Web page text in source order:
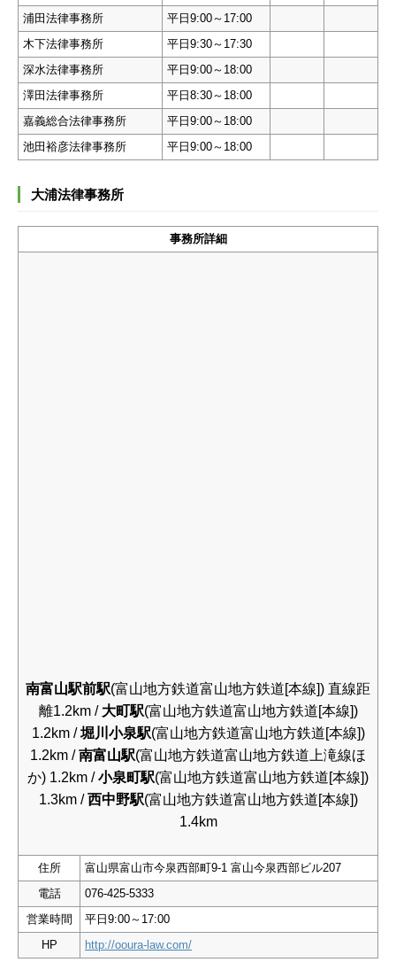
浦田法律事務所
平日9:00～17:00
木下法律事務所
平日9:30～17:30
深水法律事務所
平日9:00～18:00
澤田法律事務所
平日8:30～18:00
嘉義総合法律事務所
平日9:00～18:00
池田裕彦法律事務所
平日9:00～18:00
大浦法律事務所
事務所詳細
南富山駅前駅(富山地方鉄道富山地方鉄道[本線]) 直線距
離1.2km / 大町駅(富山地方鉄道富山地方鉄道[本線])
1.2km /堀川小泉駅(富山地方鉄道富山地方鉄道[本線])
1.2km /南富山駅(富山地方鉄道富山地方鉄道上滝線ほ
か) 1.2km /小泉町駅(富山地方鉄道富山地方鉄道[本線])
1.3km /西中野駅(富山地方鉄道富山地方鉄道[本線])
1.4km
住所
富山県富山市今泉西部町9-1 富山今泉西部ビル207
電話
076-425-5333
営業時間
平日9:00～17:00
HP
http://ooura-law.com/